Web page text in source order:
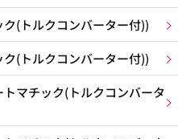
(トルクコンバーター付))
(トルクコンバーター付))
マチック(トルクコンバータ